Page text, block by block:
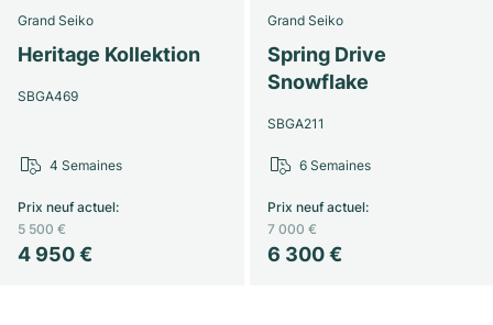
Grand Seiko
Heritage Kollektion
SBGA469
4 950 €
Prix neuf actuel:
5 500 €
4 Semaines
Grand Seiko
Spring Drive
Snowflake
SBGA211
6 300 €
Prix neuf actuel:
7 000 €
6 Semaines